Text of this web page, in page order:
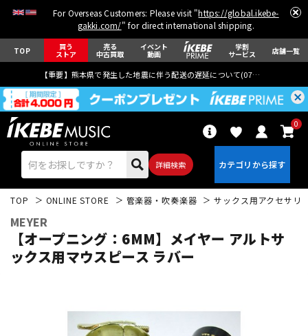
For Overseas Customers: Please visit "https://global.ikebe-
gakki.com/" for direct international shipping.
TOP 買う
ストア
売る
中古買取
イベント
動画
学割
サービス 店舗一覧
【重要】熊本県で発生した地震に伴う配送の遅延について(07月29日
詳細検索
0
ベース ウクレレ
TOP ONLINE STORE 管楽器・吹奏楽器 サックス用アクセサリ
MEYER
【オープニング：6MM】メイヤー アルトサ
ックス用マウスピース ラバー